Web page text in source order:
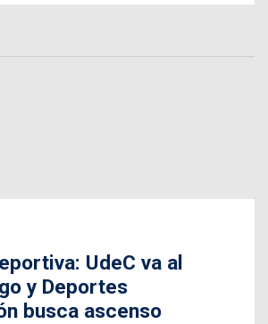
UdeC va al
y Deportes
busca ascenso